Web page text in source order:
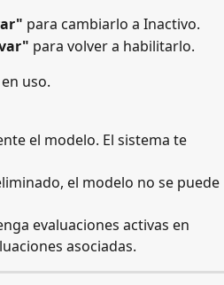
para cambiarlo a Inactivo.
para volver a habilitarlo.
uso.
el modelo. El sistema te
el modelo no se puede
evaluaciones activas en
asociadas.